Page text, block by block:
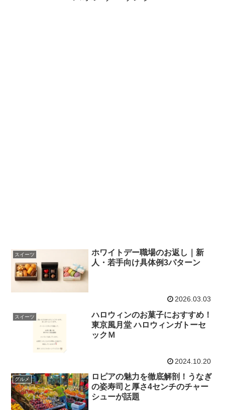
スイーツ
ホワイトデー職場のお返し｜新
人・若手向け具体例3パターン
2026.03.03
スイーツ
ハロウィンのお菓子におすすめ！
東京風月堂 ハロウィンガトーセ
ックＭ
2024.10.20
グルメ
ロピアの魅力を徹底解剖！うなぎ
の姿寿司と厚さ4センチのチャー
シューが話題